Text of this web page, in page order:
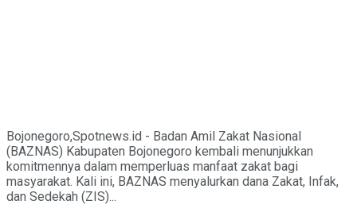
Bojonegoro,Spotnews.id - Badan Amil Zakat Nasional
(BAZNAS) Kabupaten Bojonegoro kembali menunjukkan
komitmennya dalam memperluas manfaat zakat bagi
masyarakat. Kali ini, BAZNAS menyalurkan dana Zakat, Infak,
dan Sedekah (ZIS)...